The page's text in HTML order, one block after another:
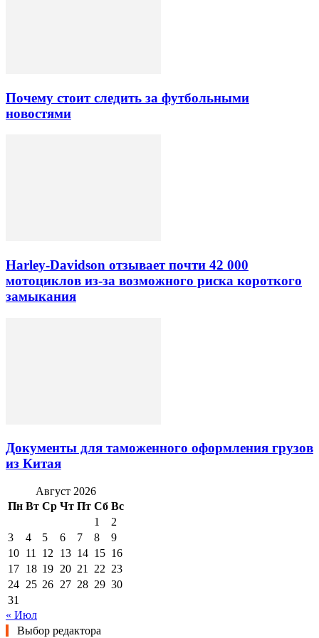
Почему стоит следить за футбольными
новостями
Harley-Davidson отзывает почти 42 000
мотоциклов из-за возможного риска короткого
замыкания
Документы для таможенного оформления грузов
из Китая
Август 2026
Пн Вт Ср Чт Пт Сб Вс
1
2
3
4 5 6 7 8
9
10 11 12 13 14 15 16
17 18 19 20 21 22 23
24 25 26 27 28 29 30
31
« Июл
Выбор редактора